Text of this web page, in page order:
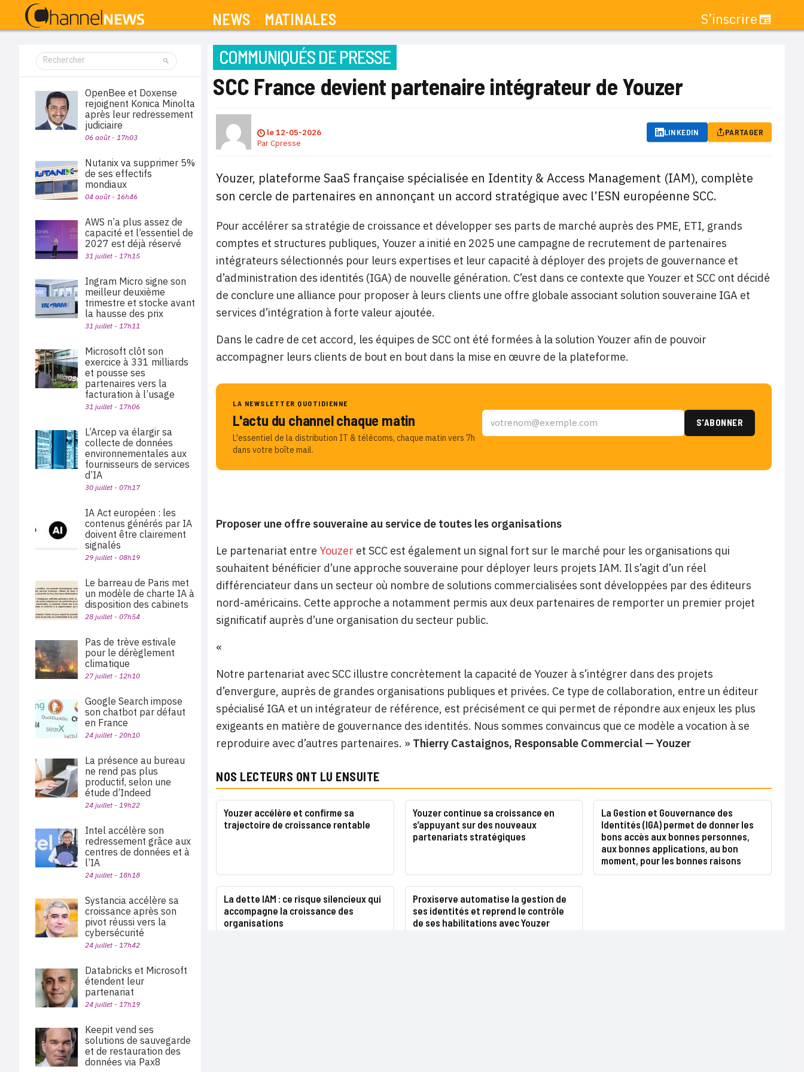
NEWS MATINALES S’inscrire
COMMUNIQUÉS DE PRESSE
SCC France devient partenaire intégrateur de Youzer
le12-05-2026
ParCpresse
LINKEDIN PARTAGER
Youzer, plateforme SaaS française spécialisée en Identity & Access Management (IAM), complète
son cercle de partenaires en annonçant un accord stratégique avec l’ESN européenne SCC.
Pour accélérer sa stratégie de croissance et développer ses parts de marché auprès des PME, ETI, grands
comptes et structures publiques, Youzer a initié en 2025 une campagne de recrutement de partenaires
intégrateurs sélectionnés pour leurs expertises et leur capacité à déployer des projets de gouvernance et
d’administration des identités (IGA) de nouvelle génération. C’est dans ce contexte que Youzer et SCC ont décidé
de conclure une alliance pour proposer à leurs clients une offre globale associant solution souveraine IGA et
services d’intégration à forte valeur ajoutée.
Dans le cadre de cet accord, les équipes de SCC ont été formées à la solution Youzer afin de pouvoir
accompagner leurs clients de bout en bout dans la mise en œuvre de la plateforme.
LA NEWSLETTER QUOTIDIENNE
L'actu du channel chaque matin
L'essentiel de la distribution IT & télécoms, chaque matin vers 7h
dans votre boîte mail.
Proposer une offre souveraine au service de toutes les organisations
Le partenariat entre Youzer et SCC est également un signal fort sur le marché pour les organisations qui
souhaitent bénéficier d’une approche souveraine pour déployer leurs projets IAM. Il s’agit d’un réel
différenciateur dans un secteur où nombre de solutions commercialisées sont développées par des éditeurs
nord-américains. Cette approche a notamment permis aux deux partenaires de remporter un premier projet
significatif auprès d’une organisation du secteur public.
«
Notre partenariat avec SCC illustre concrètement la capacité de Youzer à s’intégrer dans des projets
d’envergure, auprès de grandes organisations publiques et privées. Ce type de collaboration, entre un éditeur
spécialisé IGA et un intégrateur de référence, est précisément ce qui permet de répondre aux enjeux les plus
exigeants en matière de gouvernance des identités. Nous sommes convaincus que ce modèle a vocation à se
reproduire avec d’autres partenaires. » Thierry Castaignos, Responsable Commercial — Youzer
NOS LECTEURS ONT LU ENSUITE
Youzer accélère et confirme sa
trajectoire de croissance rentable
Youzer continue sa croissance en
s’appuyant sur des nouveaux
partenariats stratégiques
La Gestion et Gouvernance des
Identités (IGA) permet de donner les
bons accès aux bonnes personnes,
aux bonnes applications, au bon
moment, pour les bonnes raisons
La dette IAM : ce risque silencieux qui
accompagne la croissance des
organisations
Proxiserve automatise la gestion de
ses identités et reprend le contrôle
de ses habilitations avec Youzer
OpenBee et Doxense
rejoignent Konica Minolta
après leur redressement
judiciaire
06 août - 17h03
Nutanix va supprimer 5%
de ses effectifs
mondiaux
04 août - 16h46
AWS n’a plus assez de
capacité et l’essentiel de
2027 est déjà réservé
31 juillet - 17h15
Ingram Micro signe son
meilleur deuxième
trimestre et stocke avant
la hausse des prix
31 juillet - 17h11
Microsoft clôt son
exercice à 331 milliards
et pousse ses
partenaires vers la
facturation à l’usage
31 juillet - 17h06
L’Arcep va élargir sa
collecte de données
environnementales aux
fournisseurs de services
d’IA
30 juillet - 07h17
IA Act européen : les
contenus générés par IA
doivent être clairement
signalés
29 juillet - 08h19
Le barreau de Paris met
un modèle de charte IA à
disposition des cabinets
28 juillet - 07h54
Pas de trève estivale
pour le dérèglement
climatique
27 juillet - 12h10
Google Search impose
son chatbot par défaut
en France
24 juillet - 20h10
La présence au bureau
ne rend pas plus
productif, selon une
étude d’Indeed
24 juillet - 19h22
Intel accélère son
redressement grâce aux
centres de données et à
l’IA
24 juillet - 18h18
Systancia accélère sa
croissance après son
pivot réussi vers la
cybersécurité
24 juillet - 17h42
Databricks et Microsoft
étendent leur
partenariat
24 juillet - 17h19
Keepit vend ses
solutions de sauvegarde
et de restauration des
données via Pax8